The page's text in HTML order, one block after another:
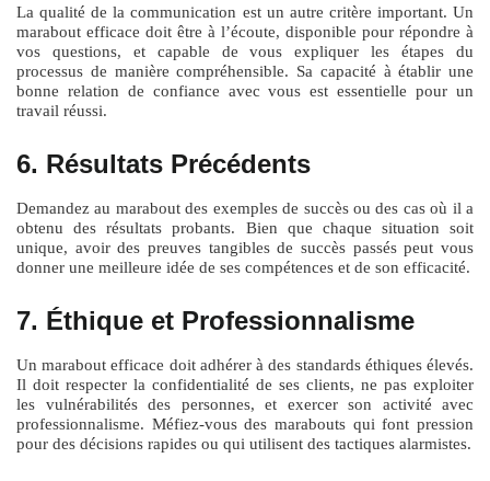
La qualité de la communication est un autre critère important. Un
marabout efficace doit être à l’écoute, disponible pour répondre à
vos questions, et capable de vous expliquer les étapes du
processus de manière compréhensible. Sa capacité à établir une
bonne relation de confiance avec vous est essentielle pour un
travail réussi.
6. Résultats Précédents
Demandez au marabout des exemples de succès ou des cas où il a
obtenu des résultats probants. Bien que chaque situation soit
unique, avoir des preuves tangibles de succès passés peut vous
donner une meilleure idée de ses compétences et de son efficacité.
7. Éthique et Professionnalisme
Un marabout efficace doit adhérer à des standards éthiques élevés.
Il doit respecter la confidentialité de ses clients, ne pas exploiter
les vulnérabilités des personnes, et exercer son activité avec
professionnalisme. Méfiez-vous des marabouts qui font pression
pour des décisions rapides ou qui utilisent des tactiques alarmistes.